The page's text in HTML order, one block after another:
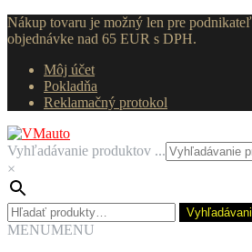
Nákup tovaru je možný len pre
objednávke nad 65 EUR s DPH.
Môj účet
Pokladňa
Reklamačný protokol
Preskočiť
na
navigáciu
Preskočiť
na
obsah
Vyhľadávanie produktov ...
×
Hľadať:
MENUMENU